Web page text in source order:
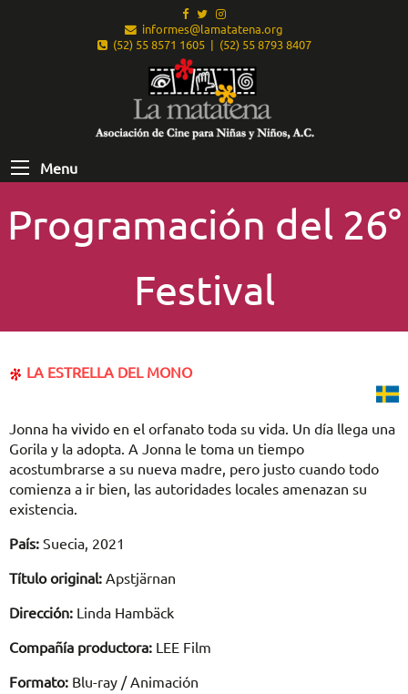
informes@lamatatena.org
(52) 55 8571 1605 | (52) 55 8793 8407
Menu
Programación del 26°
Festival
LA ESTRELLA DEL MONO
Jonna ha vivido en el orfanato toda su vida. Un día llega una
Gorila y la adopta. A Jonna le toma un tiempo
acostumbrarse a su nueva madre, pero justo cuando todo
comienza a ir bien, las autoridades locales amenazan su
existencia.
País: Suecia, 2021
Título original: Apstjärnan
Dirección: Linda Hambäck
Compañía productora: LEE Film
Formato: Blu-ray / Animación